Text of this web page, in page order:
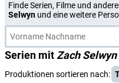
Finde Serien, Filme und
Selwyn und eine weitere
Serien mit Zach Selwyn
Produktionen sortieren nach: